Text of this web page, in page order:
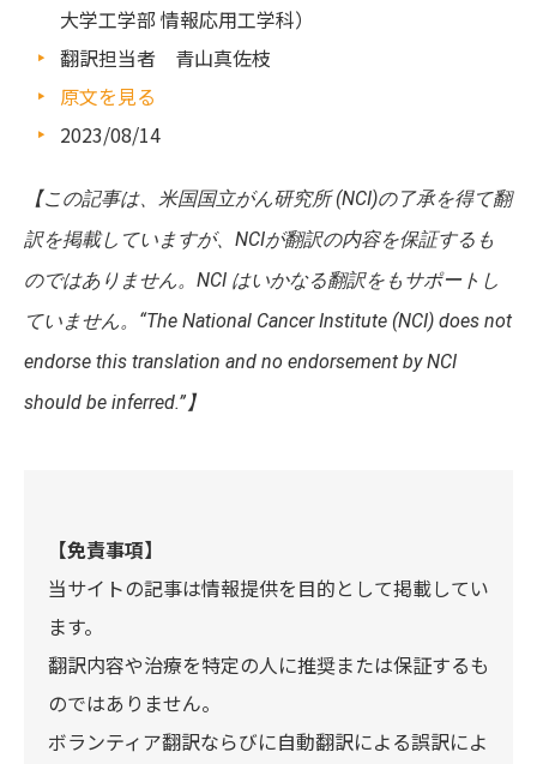
大学工学部 情報応用工学科）
翻訳担当者 青山真佐枝
原文を見る
2023/08/14
【この記事は、米国国立がん研究所 (NCI)の了承を得て翻
訳を掲載していますが、NCIが翻訳の内容を保証するも
のではありません。NCI はいかなる翻訳をもサポートし
ていません。“The National Cancer Institute (NCI) does not
endorse this translation and no endorsement by NCI
should be inferred.”】
【免責事項】
当サイトの記事は情報提供を目的として掲載してい
ます。
翻訳内容や治療を特定の人に推奨または保証するも
のではありません。
ボランティア翻訳ならびに自動翻訳による誤訳によ